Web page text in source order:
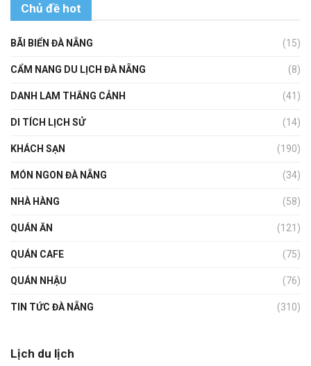
Chủ đề hot
BÃI BIỂN ĐÀ NẴNG (15)
CẨM NANG DU LỊCH ĐÀ NẴNG (8)
DANH LAM THẮNG CẢNH (41)
DI TÍCH LỊCH SỬ (14)
KHÁCH SẠN (190)
MÓN NGON ĐÀ NẴNG (34)
NHÀ HÀNG (58)
QUÁN ĂN (121)
QUÁN CAFE (75)
QUÁN NHẬU (76)
TIN TỨC ĐÀ NẴNG (310)
Lịch du lịch